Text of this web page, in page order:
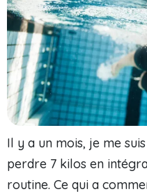
Il y a un mois, je me
perdre 7 kilos en
routine. Ce qui a